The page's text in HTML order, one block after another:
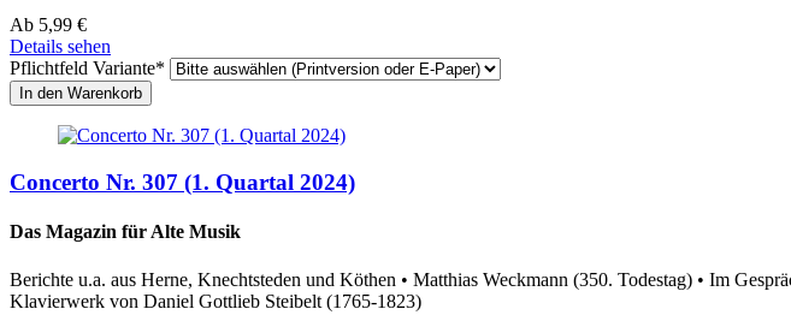
Ab 5,99 €
Details sehen
Pflichtfeld Variante*
Concerto Nr. 307 (1. Quartal 2024)
Das Magazin für Alte Musik
Berichte u.a. aus Herne, Knechtsteden und Köthen • Matthias Weckmann (350. Todestag) • Im
Klavierwerk von Daniel Gottlieb Steibelt (1765-1823)